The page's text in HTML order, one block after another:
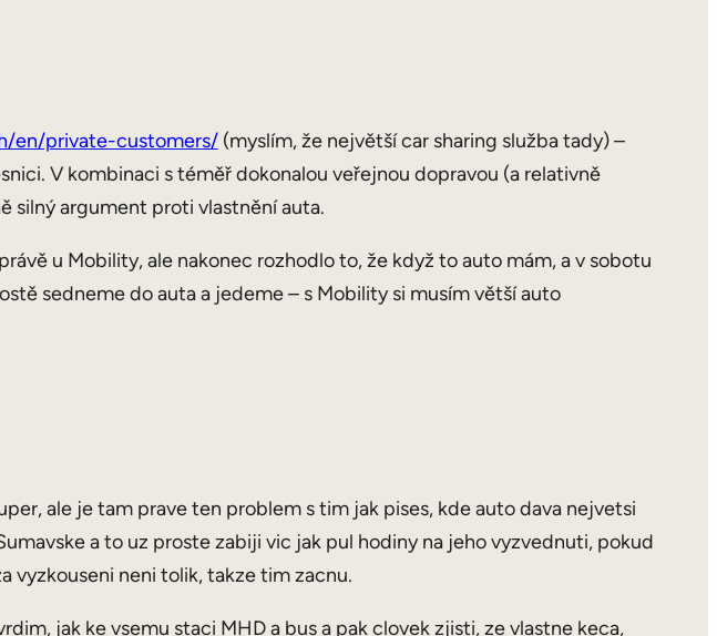
en/private-customers/(myslím, že největší car sharing služba tady) –
V kombinaci s téměř dokonalou veřejnou dopravou (a relativně
silný argument proti vlastnění auta.
u Mobility, ale nakonec rozhodlo to, že když to auto mám, a v sobotu
sedneme do auta a jedeme – s Mobility si musím větší auto
ale je tam prave ten problem s tim jak pises, kde auto dava nejvetsi
a to uz proste zabiji vic jak pul hodiny na jeho vyzvednuti, pokud
vyzkouseni neni tolik, takze tim zacnu.
jak ke vsemu staci MHD a bus a pak clovek zjisti, ze vlastne keca,